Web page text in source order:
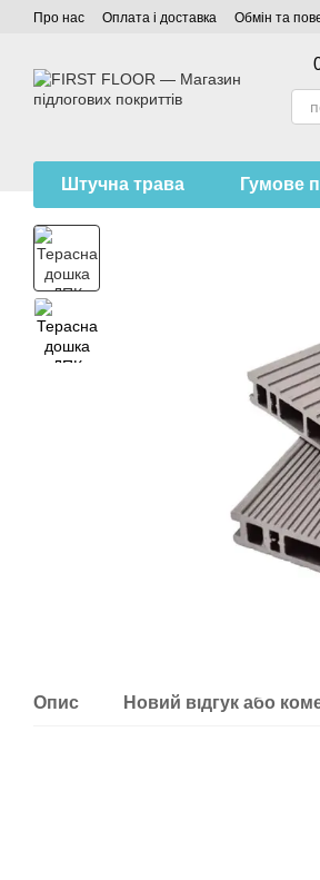
Перейти до основного контенту
Про нас Оплата і доставка Обмін та
Штучна трава Гумове
Опис Новий відгук або